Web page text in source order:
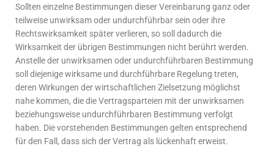
Sollten einzelne Bestimmungen dieser Vereinbarung ganz oder
teilweise unwirksam oder undurchführbar sein oder ihre
Rechtswirksamkeit später verlieren, so soll dadurch die
Wirksamkeit der übrigen Bestimmungen nicht berührt werden.
Anstelle der unwirksamen oder undurchführbaren Bestimmung
soll diejenige wirksame und durchführbare Regelung treten,
deren Wirkungen der wirtschaftlichen Zielsetzung möglichst
nahe kommen, die die Vertragsparteien mit der unwirksamen
beziehungsweise undurchführbaren Bestimmung verfolgt
haben. Die vorstehenden Bestimmungen gelten entsprechend
für den Fall, dass sich der Vertrag als lückenhaft erweist.